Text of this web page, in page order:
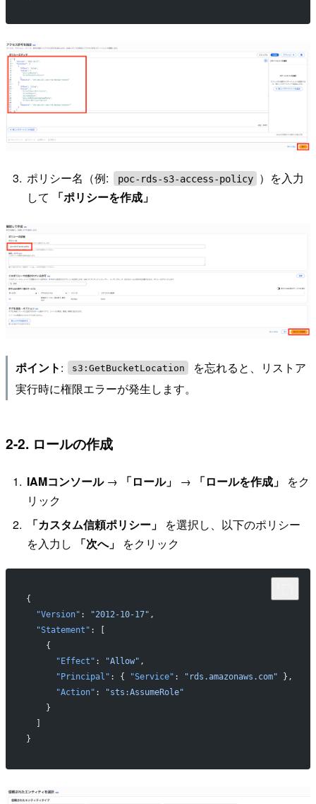
ポリシー名（例: poc-rds-s3-access-policy
）を入力
して
「ポリシーを作成」
ポイント: s3:GetBucketLocation
を忘れると、リストア
実行時に権限エラーが発生します。
2-2. ロールの作成
IAMコンソール→ 「ロール」 → 「ロールを作成」
をク
リック
「カスタム信頼ポリシー」
を選択し、以下のポリシー
を入力し
「次へ」 をクリック
{
  "Version"
: "2012-10-17" ,
  "Statement"
: [
    {
      "Effect"
: "Allow" ,
      "Principal"
: { "Service" : "rds.amazonaws.com" },
      "Action"
:
"sts:AssumeRole"
    }
}